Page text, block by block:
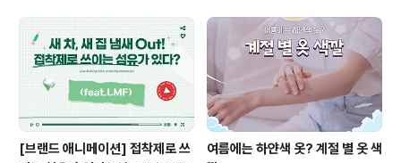
[브랜드 애니메이션] 접착제로 쓰
여름에는 하얀색 옷? 계절 별 옷 색